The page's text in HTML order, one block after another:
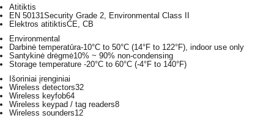
Atitiktis
EN 50131Security Grade 2, Environmental Class II
Elektros atitiktisCE, CB
Environmental
Darbinė temperatūra-10°C to 50°C (14°F to 122°F), indoor use only
Santykinė drėgmė10% ~ 90% non-condensing
Storage temperature -20°C to 60°C (-4°F to 140°F)
Išoriniai įrenginiai
Wireless detectors32
Wireless keyfob64
Wireless keypad / tag readers8
Wireless sounders12